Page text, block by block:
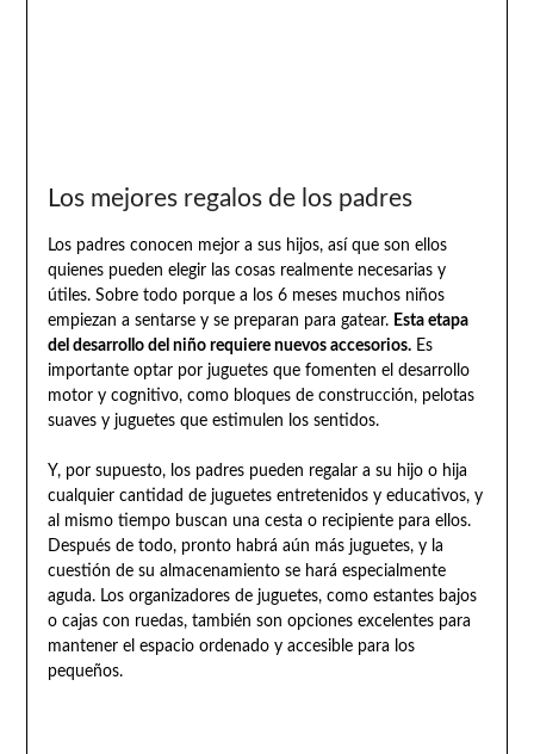
Los mejores regalos de los padres
Los padres conocen mejor a sus hijos, así que son ellos
quienes pueden elegir las cosas realmente necesarias y
útiles. Sobre todo porque a los 6 meses muchos niños
empiezan a sentarse y se preparan para gatear. Esta etapa
del desarrollo del niño requiere nuevos accesorios.Es
importante optar por juguetes que fomenten el desarrollo
motor y cognitivo, como bloques de construcción, pelotas
suaves y juguetes que estimulen los sentidos.
Y, por supuesto, los padres pueden regalar a su hijo o hija
cualquier cantidad de juguetes entretenidos y educativos, y
al mismo tiempo buscan una cesta o recipiente para ellos.
Después de todo, pronto habrá aún más juguetes, y la
cuestión de su almacenamiento se hará especialmente
aguda. Los organizadores de juguetes, como estantes bajos
o cajas con ruedas, también son opciones excelentes para
mantener el espacio ordenado y accesible para los
pequeños.